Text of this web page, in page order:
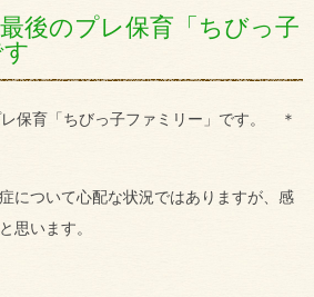
後のプレ保育「ちびっ子
保育「ちびっ子ファミリー」です。 ＊
について心配な状況ではありますが、感
思います。